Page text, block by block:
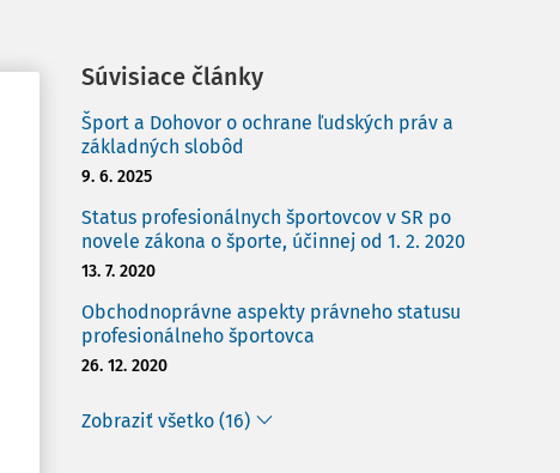
Súvisiace články
Šport a Dohovor o ochrane ľudských práv a
základných slobôd
9. 6. 2025
Status profesionálnych športovcov v SR po
novele zákona o športe, účinnej od 1. 2. 2020
13. 7. 2020
Obchodnoprávne aspekty právneho statusu
profesionálneho športovca
26. 12. 2020
Zobraziť všetko (16)